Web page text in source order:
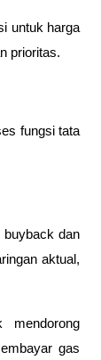
untuk harga
prioritas.
fungsi tata
buyback dan
aktual,
gas